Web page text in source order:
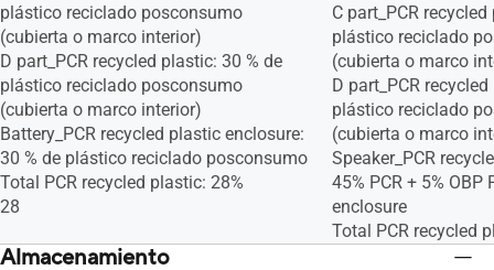
plástico reciclado posconsumo
(cubierta o marco interior)
D part_PCR recycled plastic: 30 % de
plástico reciclado posconsumo
(cubierta o marco interior)
Battery_PCR recycled plastic enclosure:
30 % de plástico reciclado posconsumo
Total PCR recycled plastic: 28%
28
C part_PCR
plástico reciclado
(cubierta o marco
D part_PCR
plástico reciclado
(cubierta o marco
Speaker_PCR
45% PCR + 5%
enclosure
Total PCR recycled
Almacenamiento